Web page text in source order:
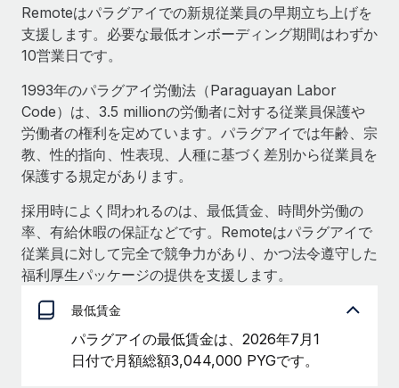
専門家に相談
グローバル人事・コンプライアンスの専門サポート
バックグラウンドチェック
候補者の選考プロセスをシンプルに
Compliance Watchtower
コンプライアンスリスクを先回りして対応
デバイス管理
ITデバイスを世界規模で提供・管理
法人設立
法令順守した法人をスピーディに設立
移住・転勤
従業員の異動をスムーズに
Remote Build 近日リリース予定
統合とAI自動化に関するコンサルティング
活用事例
給与・人材情報
情報センター
サポートを依頼する
すべてのリソースを表示する
ブログ
グローバル給与処理
EORおよびPEO
契約社員管理
税務
ブログを読む
Remoteはパラグアイでの新規従業員の早期立ち上げを
支援します。必要な最低オンボーディング期間はわずか
10営業日です。
1993年のパラグアイ労働法（Paraguayan Labor
Code）は、3.5 millionの労働者に対する従業員保護や
労働者の権利を定めています。パラグアイでは年齢、宗
教、性的指向、性表現、人種に基づく差別から従業員を
保護する規定があります。
採用時によく問われるのは、最低賃金、時間外労働の
率、有給休暇の保証などです。Remoteはパラグアイで
従業員に対して完全で競争力があり、かつ法令遵守した
福利厚生パッケージの提供を支援します。
最低賃金
パラグアイの最低賃金は、2026年7月1
日付で月額総額3,044,000 PYGです。